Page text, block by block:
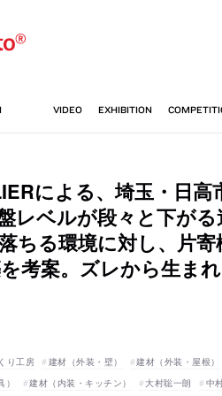
による、埼玉・日高
レベルが段々と下が
ちる環境に対し、片
考案。ズレから生ま
り工房 建材（外装・壁） 建材（外装・屋根）
建材（内装・キッチン） 大村聡一朗 中